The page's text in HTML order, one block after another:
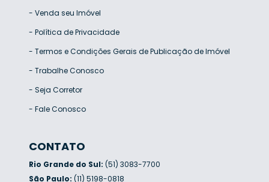
- Venda seu Imóvel
- Política de Privacidade
- Termos e Condições Gerais de Publicação de Imóvel
- Trabalhe Conosco
- Seja Corretor
- Fale Conosco
CONTATO
Rio Grande do Sul: (51) 3083-7700
São Paulo: (11) 5198-0818